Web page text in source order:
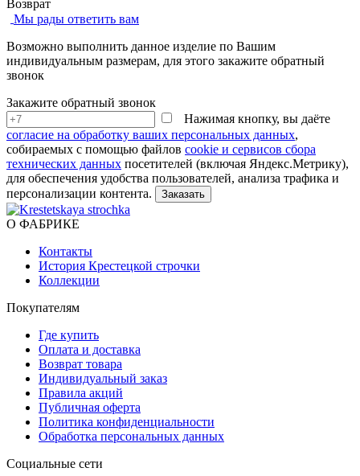
Возврат
Мы рады ответить вам
Возможно выполнить данное изделие по Вашим
индивидуальным размерам, для этого закажите обратный
звонок
Закажите обратный звонок
Нажимая кнопку, вы даёте
согласие на обработку ваших персональных данных,
собираемых с помощью файлов cookie и сервисов сбора
технических данных посетителей (включая Яндекс.Метрику),
для обеспечения удобства пользователей, анализа трафика и
персонализации контента.
О ФАБРИКЕ
Контакты
История Крестецкой строчки
Коллекции
Покупателям
Где купить
Оплата и доставка
Возврат товара
Индивидуальный заказ
Правила акций
Публичная оферта
Политика конфиденциальности
Обработка персональных данных
Социальные сети